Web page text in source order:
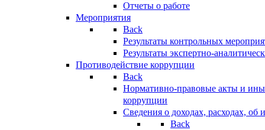
Отчеты о работе
Мероприятия
Back
Результаты контрольных
Результаты экспертно-
Противодействие коррупции
Back
Нормативно-правовые акты и
коррупции
Сведения о доходах, расходах, об
Back